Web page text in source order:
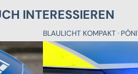
INTERESSIEREN
BLAULICHT KOMPAKT